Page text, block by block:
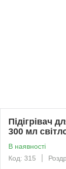
Підігрівач
300 мл
В наявності
Код: 315